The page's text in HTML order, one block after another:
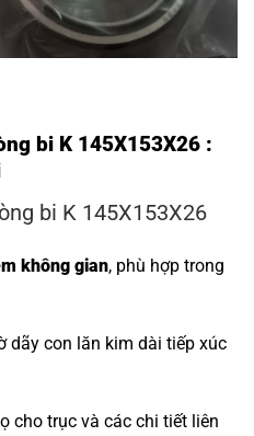
bi K 145X153X26 :
bi K 145X153X26
không gian, phù hợp trong
dãy con lăn kim dài tiếp xúc
cho trục và các chi tiết liên